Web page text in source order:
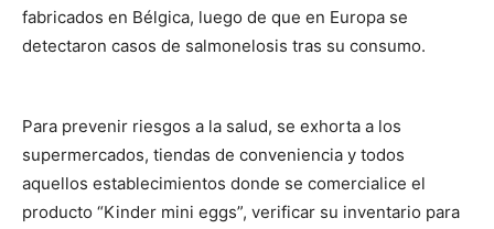
fabricados en Bélgica, luego de que en Europa se
detectaron casos de salmonelosis tras su consumo.
Para prevenir riesgos a la salud, se exhorta a los
supermercados, tiendas de conveniencia y todos
aquellos establecimientos donde se comercialice el
producto “Kinder mini eggs”, verificar su inventario para